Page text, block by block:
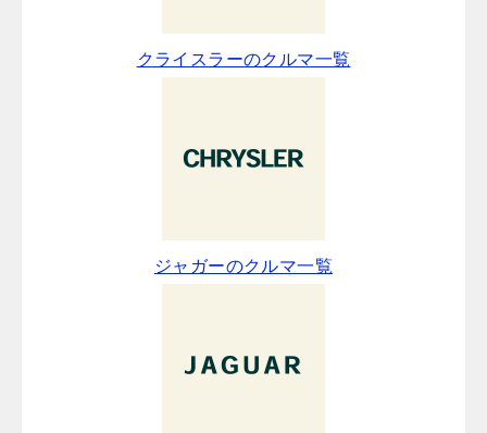
クライスラーのクルマ一覧
ジャガーのクルマ一覧